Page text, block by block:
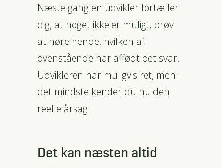
Næste gang en udvikler fortæller
dig, at noget ikke er muligt, prøv
at høre hende, hvilken af
ovenstående har affødt det svar.
Udvikleren har muligvis ret, men i
det mindste kender du nu den
reelle årsag.
Det kan næsten altid